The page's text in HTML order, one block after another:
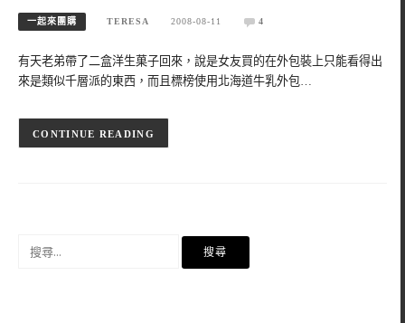
一起來團購 TERESA 2008-08-11 4
有天老弟帶了二盒洋生菓子回來，說是女友買的在外包裝上只能看得出
來是類似千層派的東西，而且標榜使用北海道牛乳外包…
CONTINUE READING